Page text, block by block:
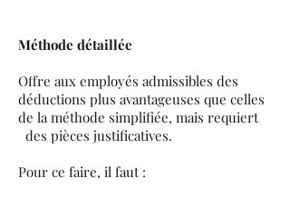
Méthode détaillée
Offre aux employés admissibles des
déductions plus avantageuses que celles
de la méthode simplifiée, mais requiert
des pièces justificatives.
Pour ce faire, il faut :